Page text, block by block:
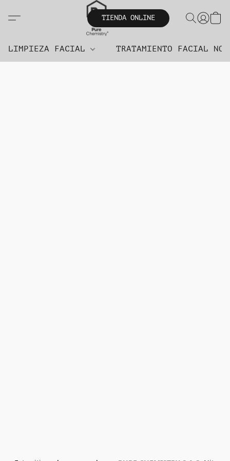
TIENDA ONLINE
LIMPIEZA FACIAL TRATAMIENTO FACIAL